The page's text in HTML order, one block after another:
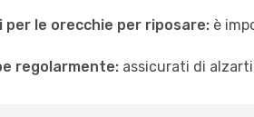
per le orecchie per riposare: è
regolarmente: assicurati di